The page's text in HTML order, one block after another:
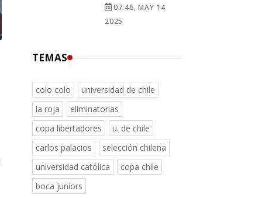
07:46, MAY 14
2025
TEMAS
colo colo
universidad de chile
la roja
eliminatorias
copa libertadores
u. de chile
carlos palacios
selección chilena
universidad católica
copa chile
boca juniors